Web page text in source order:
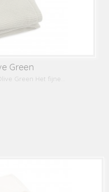
Green
Green Het fijne…